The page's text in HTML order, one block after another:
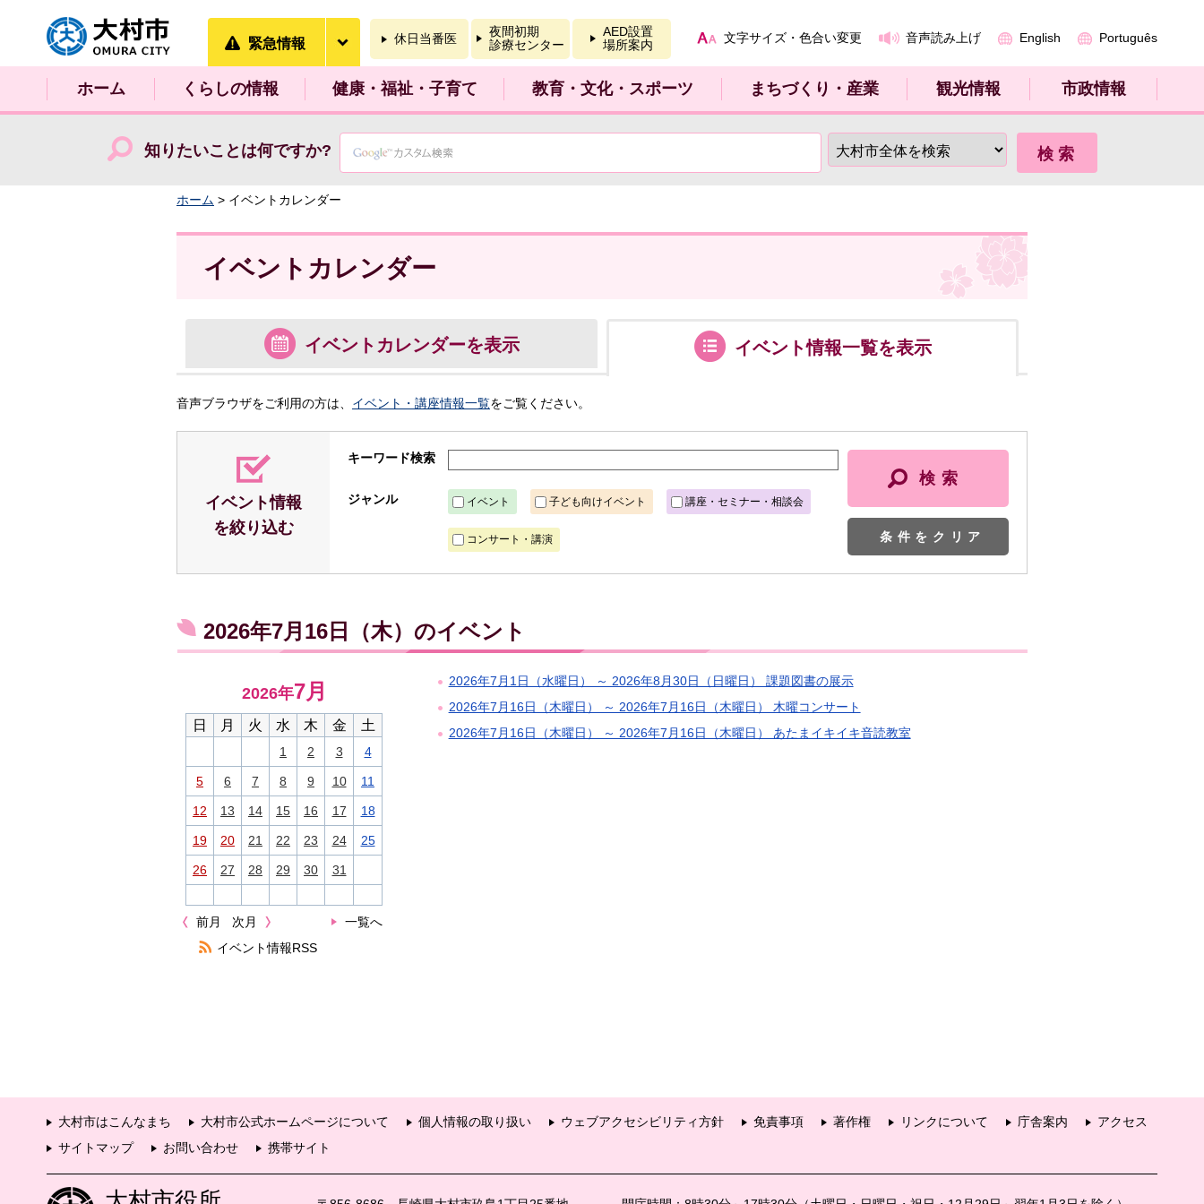
大村市
緊急情報 休日当番医
夜間初期
診療センター
AED設置
場所案内
文字サイズ・色合い変更 音声読み上げ English Português
ホーム くらしの情報 健康・福祉・子育て 教育・文化・スポーツ まちづくり・産業 観光情報 市政情報
知りたいことは何ですか?
ホーム > イベントカレンダー
イベントカレンダー
イベント カレンダーを表示 イベント情報一覧を表示
音声ブラウザをご利用の方は、 イベント・講座情報一覧をご覧ください。
イベント情報
を絞り込む
キーワード検索
ジャンル イベント 子ども向けイベント 講座・セミナー・相談会
コンサート・講演 条件をクリア
2026年7月16日（木）のイベント
2026年7月
日 月 火 水 木 金 土
1 2 3 4
5 6 7 8 9 10 11
12 13 14 15 16 17 18
19 20 21 22 23 24 25
26 27 28 29 30 31
前月 一覧へ
次月
イベント情報RSS
2026年7月1日（水曜日） ～ 2026年8月30日（日曜日） 課題図書の展示
2026年7月16日（木曜日） ～ 2026年7月16日（木曜日） 木曜コンサート
2026年7月16日（木曜日） ～ 2026年7月16日（木曜日） あたまイキイキ音読教室
大村市はこんなまち 大村市公式ホームページについて 個人情報の取り扱い ウェブアクセシビリティ方針 免責事項 著作権 リンクについて 庁舎案内
アクセス
サイトマップ
お問い合わせ 携帯サイト